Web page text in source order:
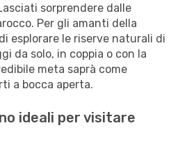
sorprendere dalle
Per gli amanti della
esplorare le riserve naturali di
da solo, in coppia o con la
meta saprà come
a bocca aperta.
ideali per visitare